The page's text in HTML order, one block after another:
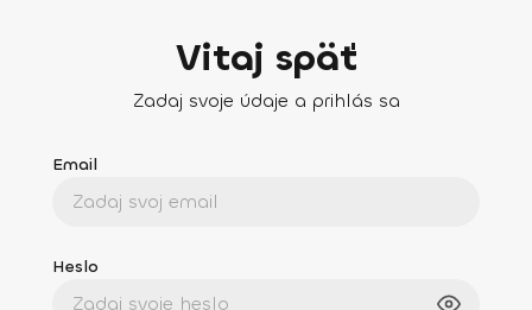
Vitaj späť
Zadaj svoje údaje a prihlás sa
Email
Heslo